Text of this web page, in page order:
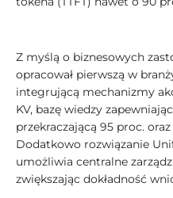
Z myślą o biznesowych
opracował pierwszą w
integrującą mechanizmy
KV, bazę wiedzy
przekraczającą 95 proc.
Dodatkowo rozwiązanie
umożliwia centralne
zwiększając dokładność